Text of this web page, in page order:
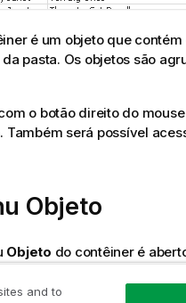
é um objeto que
da pasta. Os objetos são
o botão direito do
Também será possível
Objeto
Objeto do contêiner é
and to